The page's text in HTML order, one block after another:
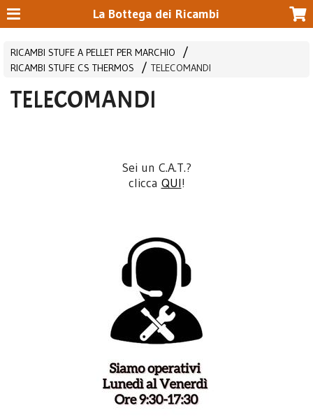
La Bottega dei Ricambi
RICAMBI STUFE A PELLET PER MARCHIO
RICAMBI STUFE CS THERMOS
TELECOMANDI
TELECOMANDI
Sei un C.A.T.?
clicca QUI!